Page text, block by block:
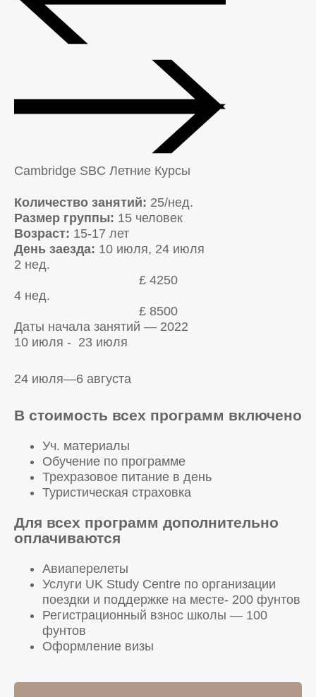
Cambridge SBC Летние Курсы
Количество занятий: 25/нед.
Размер группы: 15 человек
Возраст: 15-17 лет
День заезда: 10 июля, 24 июля
2 нед.
£ 4250
4 нед.
£ 8500
Даты начала занятий — 2022
10 июля - 23 июля
24 июля—6 августа
В стоимость всех программ включено
Уч. материалы
Обучение по программе
Трехразовое питание в день
Туристическая страховка
Для всех программ дополнительно
оплачиваются
Авиаперелеты
Услуги UK Study Centre по организации
поездки и поддержке на месте- 200 фунтов
Регистрационный взнос школы — 100
фунтов
Оформление визы